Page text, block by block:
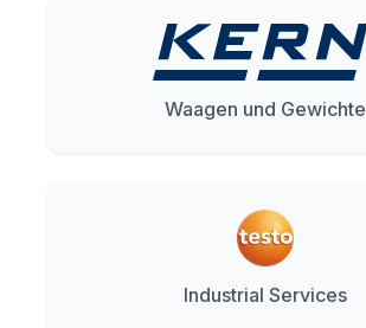
Waagen und Gewichte
Industrial Services